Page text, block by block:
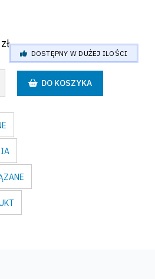
DOSTĘPNY W DUŻEJ ILOŚCI
DO KOSZYKA